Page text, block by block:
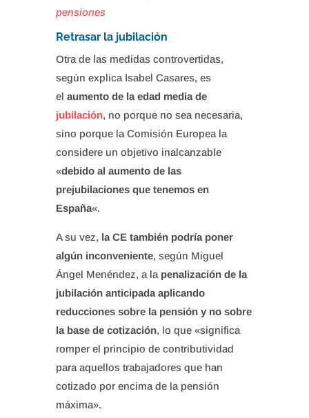
pensiones
Retrasar la jubilación
Otra de las medidas controvertidas,
según explica Isabel Casares, es
el aumento de la edad media de
jubilación, no porque no sea necesaria,
sino porque la Comisión Europea la
considere un objetivo inalcanzable
«debido al aumento de las
prejubilaciones que tenemos en
España«.
A su vez, la CE también podría poner
algún inconveniente, según Miguel
Ángel Menéndez, a la penalización de la
jubilación anticipada aplicando
reducciones sobre la pensión y no sobre
la base de cotización, lo que «significa
romper el principio de contributividad
para aquellos trabajadores que han
cotizado por encima de la pensión
máxima».